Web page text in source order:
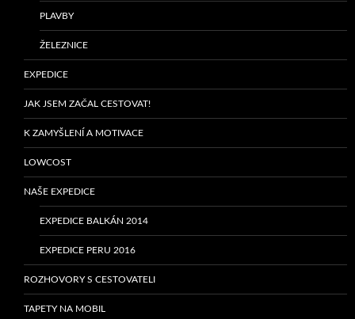
PLAVBY
ŽELEZNICE
EXPEDICE
JAK JSEM ZAČAL CESTOVAT!
K ZAMYŠLENÍ A MOTIVACE
LOWCOST
NAŠE EXPEDICE
EXPEDICE BALKÁN 2014
EXPEDICE PERU 2016
ROZHOVORY S CESTOVATELI
TAPETY NA MOBIL